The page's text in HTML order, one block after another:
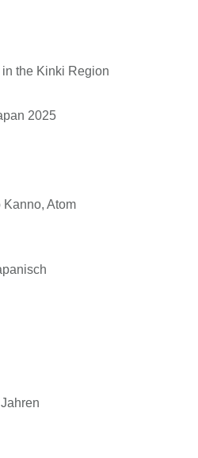
the Kinki Region
2025
Kanno, Atom